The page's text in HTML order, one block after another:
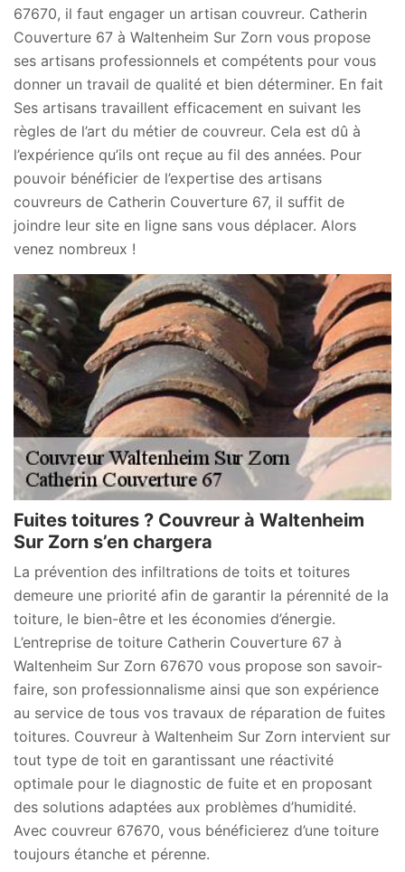
67670, il faut engager un artisan couvreur. Catherin
Couverture 67 à Waltenheim Sur Zorn vous propose
ses artisans professionnels et compétents pour vous
donner un travail de qualité et bien déterminer. En fait
Ses artisans travaillent efficacement en suivant les
règles de l’art du métier de couvreur. Cela est dû à
l’expérience qu’ils ont reçue au fil des années. Pour
pouvoir bénéficier de l’expertise des artisans
couvreurs de Catherin Couverture 67, il suffit de
joindre leur site en ligne sans vous déplacer. Alors
venez nombreux !
Fuites toitures ? Couvreur à Waltenheim
Sur Zorn s’en chargera
La prévention des infiltrations de toits et toitures
demeure une priorité afin de garantir la pérennité de la
toiture, le bien-être et les économies d’énergie.
L’entreprise de toiture Catherin Couverture 67 à
Waltenheim Sur Zorn 67670 vous propose son savoir-
faire, son professionnalisme ainsi que son expérience
au service de tous vos travaux de réparation de fuites
toitures. Couvreur à Waltenheim Sur Zorn intervient sur
tout type de toit en garantissant une réactivité
optimale pour le diagnostic de fuite et en proposant
des solutions adaptées aux problèmes d’humidité.
Avec couvreur 67670, vous bénéficierez d’une toiture
toujours étanche et pérenne.